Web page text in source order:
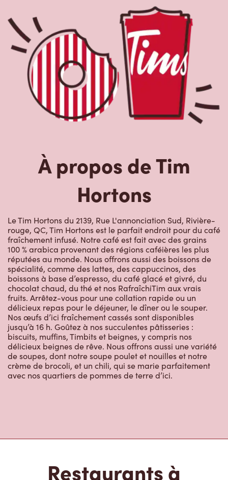
À propos de Tim
Hortons
Le Tim Hortons du 2139, Rue L'annonciation Sud, Rivière-
rouge, QC, Tim Hortons est le parfait endroit pour du café
fraîchement infusé. Notre café est fait avec des grains
100 % arabica provenant des régions caféières les plus
réputées au monde. Nous offrons aussi des boissons de
spécialité, comme des lattes, des cappuccinos, des
boissons à base d’espresso, du café glacé et givré, du
chocolat chaud, du thé et nos RafraîchiTim aux vrais
fruits. Arrêtez-vous pour une collation rapide ou un
délicieux repas pour le déjeuner, le dîner ou le souper.
Nos œufs d’ici fraîchement cassés sont disponibles
jusqu’à 16 h. Goûtez à nos succulentes pâtisseries :
biscuits, muffins, Timbits et beignes, y compris nos
délicieux beignes de rêve. Nous offrons aussi une variété
de soupes, dont notre soupe poulet et nouilles et notre
crème de brocoli, et un chili, qui se marie parfaitement
avec nos quartiers de pommes de terre d’ici.
Restaurants à